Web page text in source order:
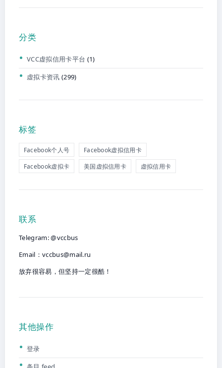
分类
VCC虚拟信用卡平台 (1)
虚拟卡资讯 (299)
标签
Facebook个人号
Facebook虚拟信用卡
Facebook虚拟卡
美国虚拟信用卡 虚拟信用卡
联系
Telegram: @vccbus
Email： vccbus@mail.ru
放弃很容易，但坚持一定很酷！
其他操作
登录